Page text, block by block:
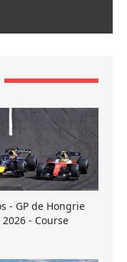
- GP de Hongrie
2026 - Course